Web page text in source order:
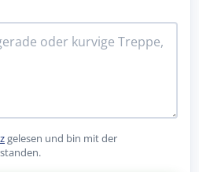
gelesen und bin mit der